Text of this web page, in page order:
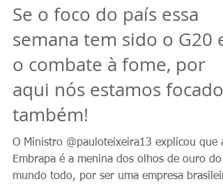
Se o foco do país essa
semana tem sido o G20 e
o combate à fome, por
aqui nós estamos focados
também!
O Ministro @pauloteixeira13 explicou que a
Embrapa é a menina dos olhos de ouro do
mundo todo, por ser uma empresa